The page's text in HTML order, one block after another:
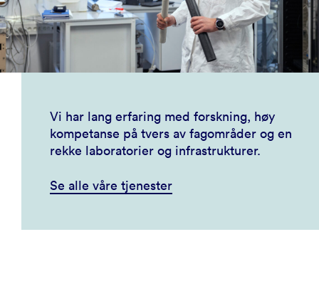
Vi har lang erfaring med forskning, høy
kompetanse på tvers av fagområder og en
rekke laboratorier og infrastrukturer.
Se alle våre tjenester